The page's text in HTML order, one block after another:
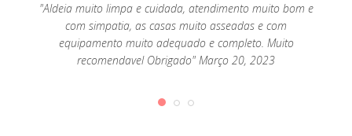
"Aldeia muito limpa e cuidada, atendimento muito bom e
com simpatia, as casas muito asseadas e com
equipamento muito adequado e completo. Muito
recomendavel Obrigado" Março 20, 2023